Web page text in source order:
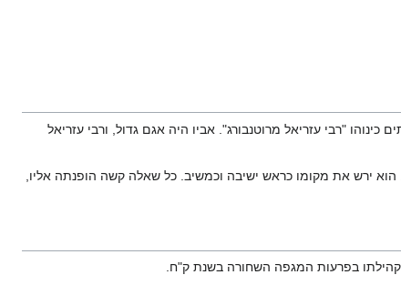
כינוהו "רבי עזריאל מרוטנבורג". אביו היה אגם גדול, ורבי עזריאל
ירש את מקומו כראש ישיבה וכמשיב. כל שאלה קשה הופנתה אליו,
קהילתו בפרעות המגפה השחורה בשנת ק"ח.